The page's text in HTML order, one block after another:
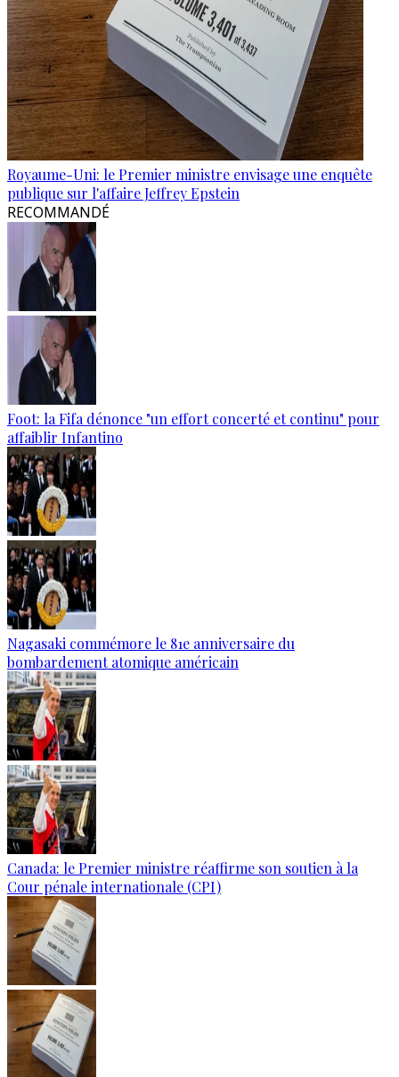
Royaume-Uni: le Premier ministre envisage une enquête
publique sur l'affaire Jeffrey Epstein
RECOMMANDÉ
Foot: la Fifa dénonce "un effort concerté et continu" pour
affaiblir Infantino
Nagasaki commémore le 81e anniversaire du
bombardement atomique américain
Canada: le Premier ministre réaffirme son soutien à la
Cour pénale internationale (CPI)